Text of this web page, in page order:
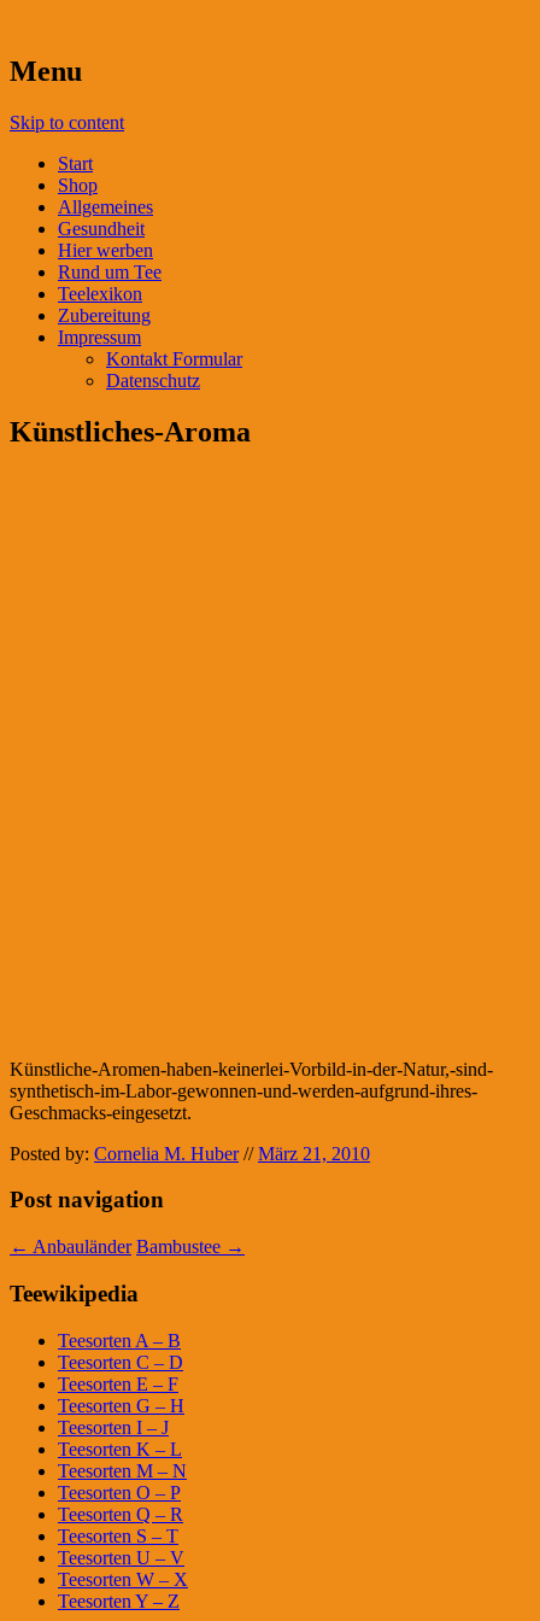
Menu
Skip to content
Start
Shop
Allgemeines
Gesundheit
Hier werben
Rund um Tee
Teelexikon
Zubereitung
Impressum
Kontakt Formular
Datenschutz
Künstliches-Aroma
Künstliche-Aromen-haben-keinerlei-Vorbild-in-der-Natur,-sind-
synthetisch-im-Labor-gewonnen-und-werden-aufgrund-ihres-
Geschmacks-eingesetzt.
Posted by: Cornelia M. Huber //März 21, 2010
Post navigation
← Anbauländer Bambustee →
Teewikipedia
Teesorten A – B
Teesorten C – D
Teesorten E – F
Teesorten G – H
Teesorten I – J
Teesorten K – L
Teesorten M – N
Teesorten O – P
Teesorten Q – R
Teesorten S – T
Teesorten U – V
Teesorten W – X
Teesorten Y – Z